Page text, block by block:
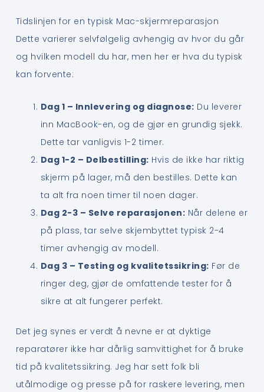
Tidslinjen for en typisk Mac-skjermreparasjon
Dette varierer selvfølgelig avhengig av hvor du går
og hvilken modell du har, men her er hva du typisk
kan forvente:
Dag 1 – Innlevering og diagnose: Du leverer
inn MacBook-en, og de gjør en grundig sjekk.
Dette tar vanligvis 1-2 timer.
Dag 1-2 – Delbestilling: Hvis de ikke har riktig
skjerm på lager, må den bestilles. Dette kan
ta alt fra noen timer til noen dager.
Dag 2-3 – Selve reparasjonen: Når delene er
på plass, tar selve skjembyttet typisk 2-4
timer avhengig av modell.
Dag 3 – Testing og kvalitetssikring: Før de
ringer deg, gjør de omfattende tester for å
sikre at alt fungerer perfekt.
Det jeg synes er verdt å nevne er at dyktige
reparatører ikke har dårlig samvittighet for å bruke
tid på kvalitetssikring. Jeg har sett folk bli
utålmodige og presse på for raskere levering, men